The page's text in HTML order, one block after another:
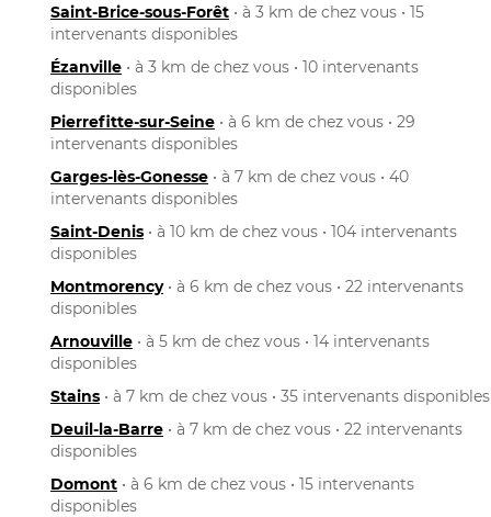
Saint-Brice-sous-Forêt • à 3 km de chez vous • 15
intervenants disponibles
Ézanville • à 3 km de chez vous • 10 intervenants
disponibles
Pierrefitte-sur-Seine • à 6 km de chez vous • 29
intervenants disponibles
Garges-lès-Gonesse • à 7 km de chez vous • 40
intervenants disponibles
Saint-Denis • à 10 km de chez vous • 104 intervenants
disponibles
Montmorency• à 6 km de chez vous • 22 intervenants
disponibles
Arnouville • à 5 km de chez vous • 14 intervenants
disponibles
Stains • à 7 km de chez vous • 35 intervenants disponibles
Deuil-la-Barre • à 7 km de chez vous • 22 intervenants
disponibles
Domont • à 6 km de chez vous • 15 intervenants
disponibles